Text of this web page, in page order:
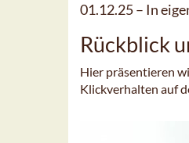
01.12.25 – In
Rückblick
Hier präsentieren
Klickverhalten auf